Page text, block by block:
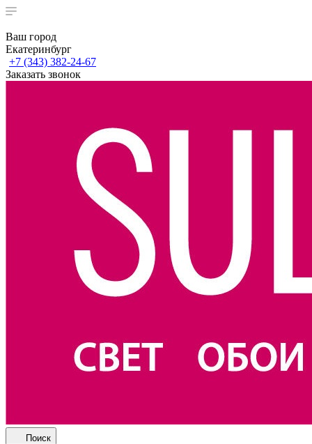
Ваш город
Екатеринбург
+7 (343) 382-24-67
Заказать звонок
Поиск